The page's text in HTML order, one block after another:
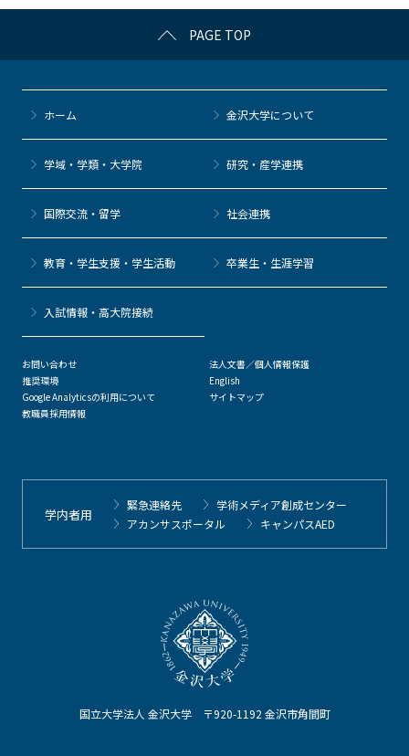
c
e
b
o
o
k
itt
er
c
k
et
e
n
a
e
PAGE TOP
国立大学法人 金沢大学 〒920-1192 金沢市角間町
ホーム 金沢大学について
学域・学類・大学院 研究・産学連携
国際交流・留学 社会連携
教育・学生支援・学生活動 卒業生・生涯学習
⼊試情報・高大院接続
お問い合わせ
推奨環境
Google Analyticsの利用について
教職員採用情報
法人文書／個人情報保護
English
サイトマップ
学内者用
緊急連絡先
学術メディア創成センター
アカンサスポータル
キャンパスAED